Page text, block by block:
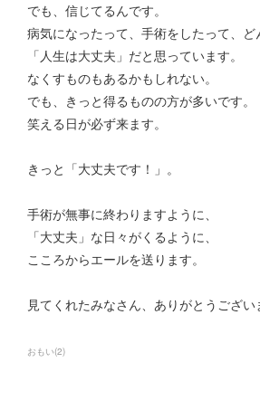
でも、信じてるんです。
病気になったって、手術をしたって、ど
「人生は大丈夫」だと思っています。
なくすものもあるかもしれない。
でも、きっと得るものの方が多いです。
笑える日が必ず来ます。
きっと「大丈夫です！」。
手術が無事に終わりますように、
「大丈夫」な日々がくるように、
こころからエールを送ります。
見てくれたみなさん、ありがとうござい
おもい(2)